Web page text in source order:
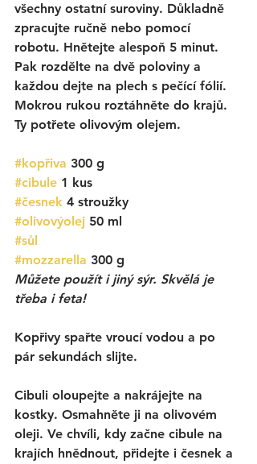
všechny ostatní suroviny. Důkladně
zpracujte ručně nebo pomocí
robotu. Hnětejte alespoň 5 minut.
Pak rozdělte na dvě poloviny a
každou dejte na plech s pečící fólií.
Mokrou rukou roztáhněte do krajů.
Ty potřete olivovým olejem.
#kopřiva 300 g
#cibule 1 kus
#česnek 4 stroužky
#olivovýolej 50 ml
#sůl
#mozzarella 300 g
Můžete použít i jiný sýr. Skvělá je
třeba i feta!
Kopřivy spařte vroucí vodou a po
pár sekundách slijte.
Cibuli oloupejte a nakrájejte na
kostky. Osmahněte ji na olivovém
oleji. Ve chvíli, kdy začne cibule na
krajích hnědnout, přidejte i česnek a